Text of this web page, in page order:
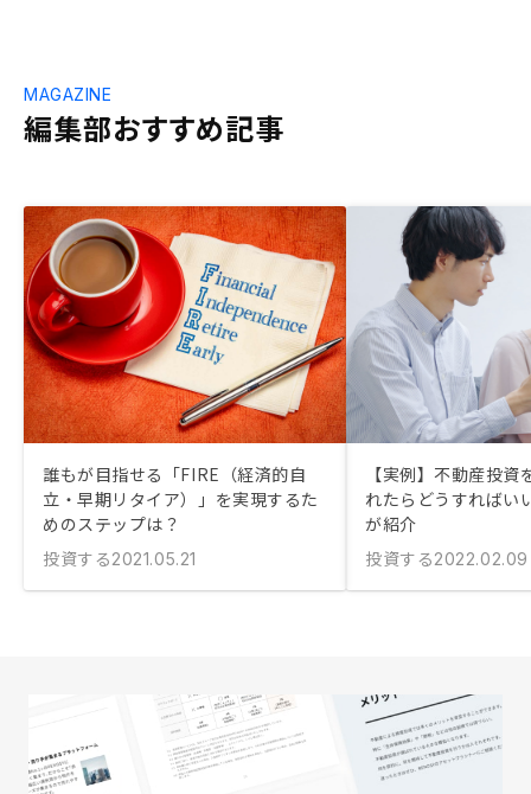
編集部おすすめ記事
MAGAZINE
誰もが目指せる「FIRE（経済的自
立・早期リタイア）」を実現するた
めのステップは？
投資する2021.05.21
【実例】不動産投
れたらどうすればい
が紹介
投資する2022.02.09